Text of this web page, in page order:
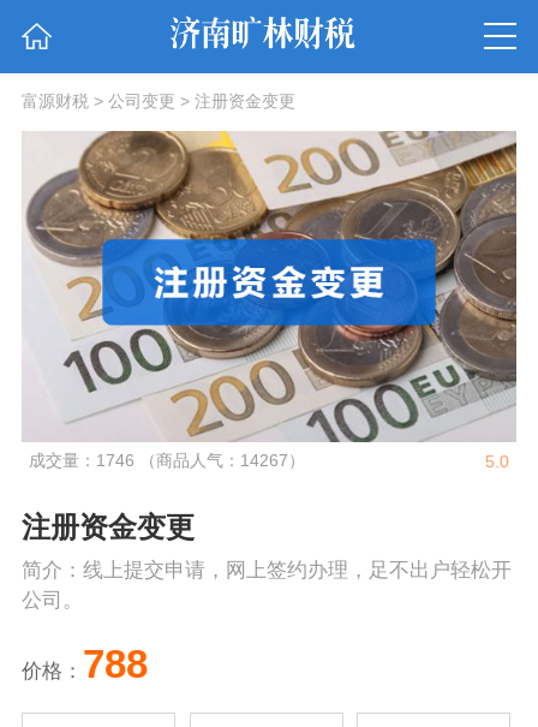
富源财税 > 公司变更 > 注册资金变更
成交量：1746 （商品人气：14267） 5.0
注册资金变更
简介：线上提交申请，网上签约办理，足不出户轻松开
公司。
价格： 788